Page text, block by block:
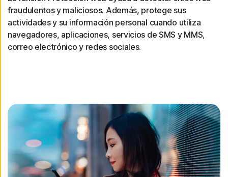
fraudulentos y maliciosos. Además, protege sus
actividades y su información personal cuando utiliza
navegadores, aplicaciones, servicios de SMS y MMS,
correo electrónico y redes sociales.